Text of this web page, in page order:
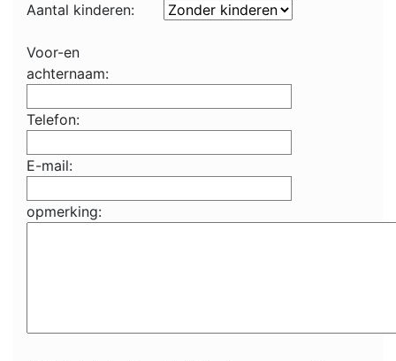
Aantal kinderen:
Voor-en
achternaam:
Telefon:
E-mail:
opmerking: